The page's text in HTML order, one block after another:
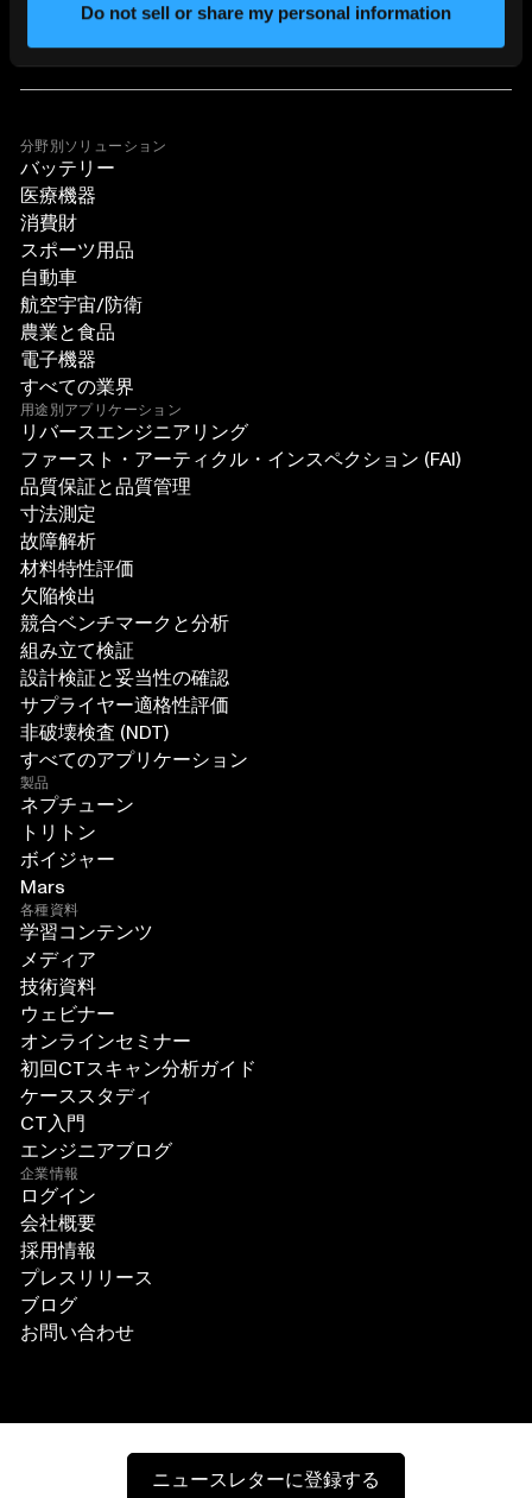
Do not sell or share my personal information
分野別ソリューション
バッテリー
医療機器
消費財
スポーツ用品
自動車
航空宇宙/防衛
農業と食品
電子機器
すべての業界
用途別アプリケーション
リバースエンジニアリング
ファースト・アーティクル・インスペクション (FAI)
品質保証と品質管理
寸法測定
故障解析
材料特性評価
欠陥検出
競合ベンチマークと分析
組み立て検証
設計検証と妥当性の確認
サプライヤー適格性評価
非破壊検査 (NDT)
すべてのアプリケーション
製品
ネプチューン
トリトン
ボイジャー
Mars
各種資料
学習コンテンツ
メディア
技術資料
ウェビナー
オンラインセミナー
初回CTスキャン分析ガイド
ケーススタディ
CT入門
エンジニアブログ
企業情報
ログイン
会社概要
採用情報
プレスリリース
ブログ
お問い合わせ
ニュースレターに登録する